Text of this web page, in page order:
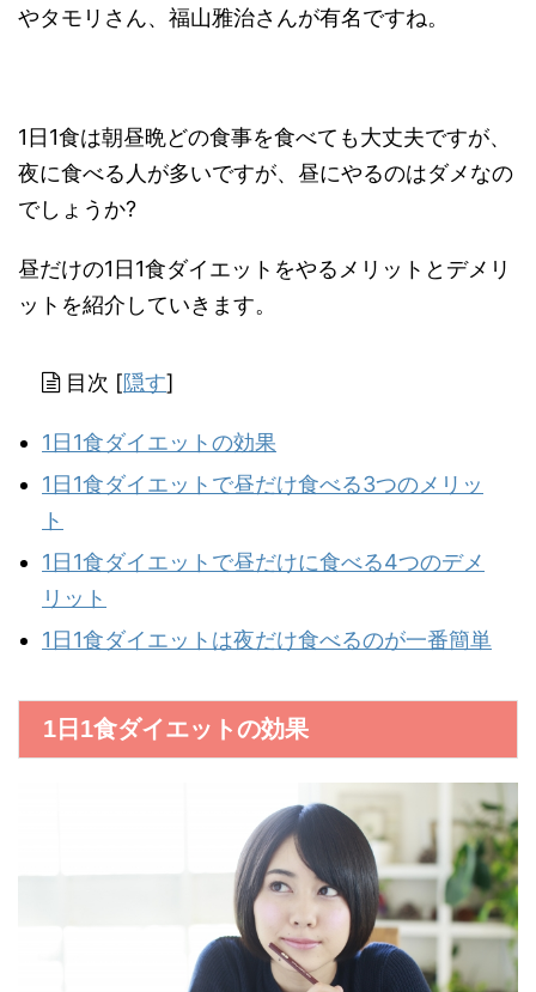
やタモリさん、福山雅治さんが有名ですね。
1日1食は朝昼晩どの食事を食べても大丈夫ですが、
夜に食べる人が多いですが、昼にやるのはダメなの
でしょうか?
昼だけの1日1食ダイエットをやるメリットとデメリ
ットを紹介していきます。
目次 [隠す]
1日1食ダイエットの効果
1日1食ダイエットで昼だけ食べる3つのメリッ
ト
1日1食ダイエットで昼だけに食べる4つのデメ
リット
1日1食ダイエットは夜だけ食べるのが一番簡単
1日1食ダイエットの効果